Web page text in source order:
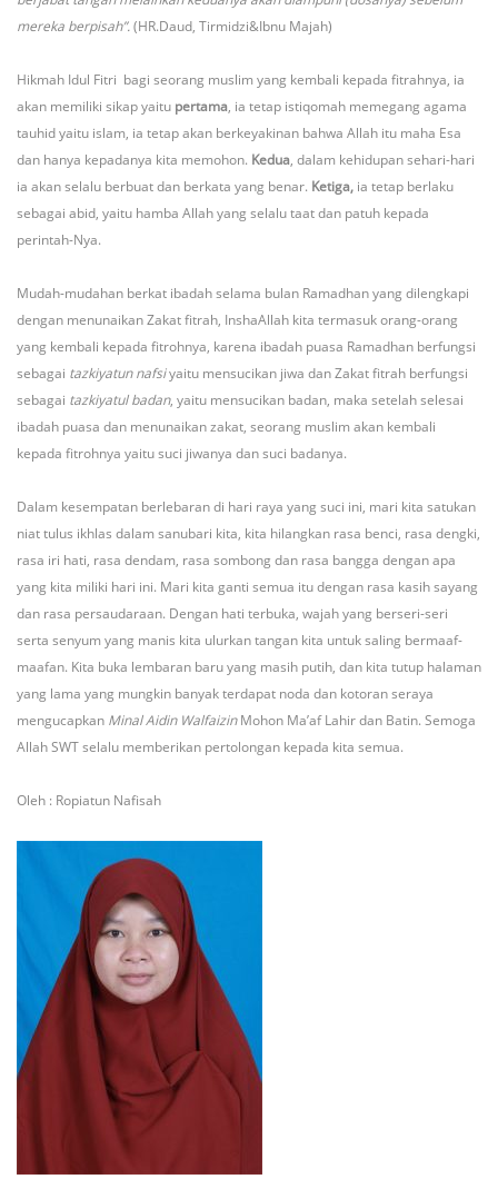
mereka berpisah”.(HR.Daud, Tirmidzi&Ibnu Majah)
Hikmah Idul Fitri bagi seorang muslim yang kembali kepada fitrahnya, ia
akan memiliki sikap yaitu pertama, ia tetap istiqomah memegang agama
tauhid yaitu islam, ia tetap akan berkeyakinan bahwa Allah itu maha Esa
dan hanya kepadanya kita memohon. Kedua, dalam kehidupan sehari-hari
ia akan selalu berbuat dan berkata yang benar. Ketiga, ia tetap berlaku
sebagai abid, yaitu hamba Allah yang selalu taat dan patuh kepada
perintah-Nya.
Mudah-mudahan berkat ibadah selama bulan Ramadhan yang dilengkapi
dengan menunaikan Zakat fitrah, InshaAllah kita termasuk orang-orang
yang kembali kepada fitrohnya, karena ibadah puasa Ramadhan berfungsi
sebagai tazkiyatun nafsiyaitu mensucikan jiwa dan Zakat fitrah berfungsi
sebagai tazkiyatul badan, yaitu mensucikan badan, maka setelah selesai
ibadah puasa dan menunaikan zakat, seorang muslim akan kembali
kepada fitrohnya yaitu suci jiwanya dan suci badanya.
Dalam kesempatan berlebaran di hari raya yang suci ini, mari kita satukan
niat tulus ikhlas dalam sanubari kita, kita hilangkan rasa benci, rasa dengki,
rasa iri hati, rasa dendam, rasa sombong dan rasa bangga dengan apa
yang kita miliki hari ini. Mari kita ganti semua itu dengan rasa kasih sayang
dan rasa persaudaraan. Dengan hati terbuka, wajah yang berseri-seri
serta senyum yang manis kita ulurkan tangan kita untuk saling bermaaf-
maafan. Kita buka lembaran baru yang masih putih, dan kita tutup halaman
yang lama yang mungkin banyak terdapat noda dan kotoran seraya
mengucapkan Minal Aidin WalfaizinMohon Ma’af Lahir dan Batin. Semoga
Allah SWT selalu memberikan pertolongan kepada kita semua.
Oleh : Ropiatun Nafisah